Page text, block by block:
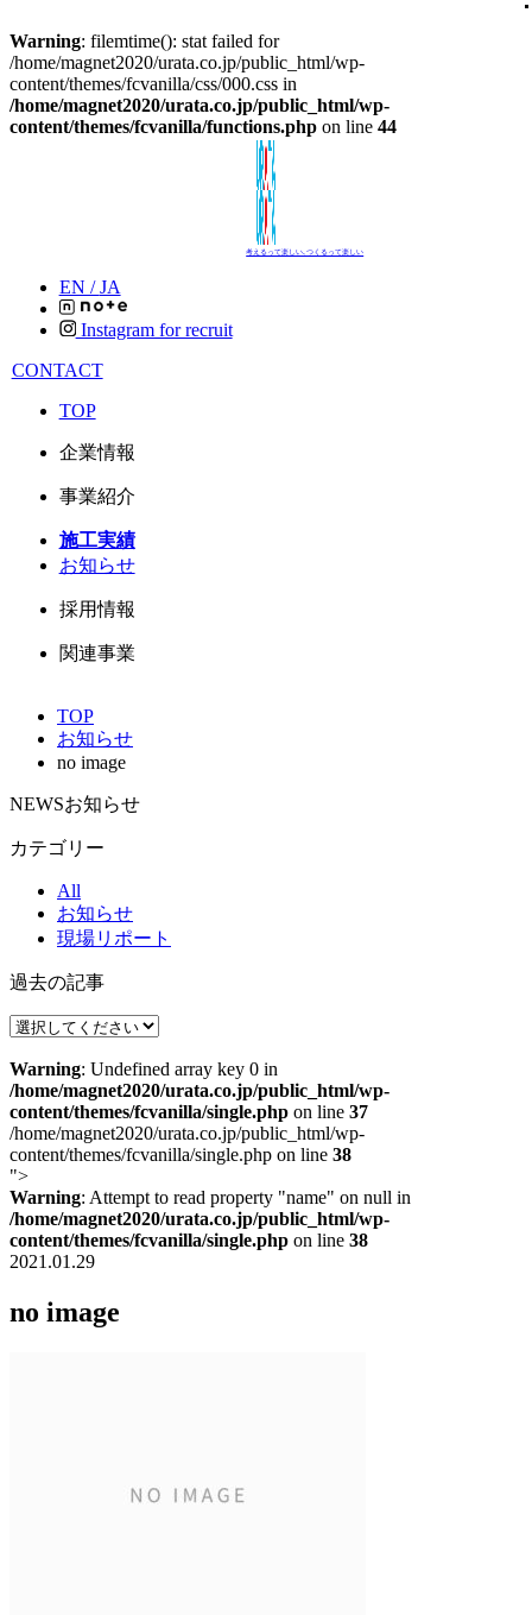
Warning: filemtime(): stat failed for
/home/magnet2020/urata.co.jp/public_html/wp-
content/themes/fcvanilla/css/000.css in
/home/magnet2020/urata.co.jp/public_html/wp-
content/themes/fcvanilla/functions.php on line 44
考えるって楽しい､つくるって楽しい
EN /JA
Instagram for recruit
CONTACT
TOP
企業情報
事業紹介
施工実績
お知らせ
採用情報
関連事業
TOP
お知らせ
no image
NEWSお知らせ
カテゴリー
All
お知らせ
現場リポート
過去の記事
Warning: Undefined array key 0 in
/home/magnet2020/urata.co.jp/public_html/wp-
content/themes/fcvanilla/single.php on line 37
/home/magnet2020/urata.co.jp/public_html/wp-
content/themes/fcvanilla/single.php on line 38
">
Warning: Attempt to read property "name" on null in
/home/magnet2020/urata.co.jp/public_html/wp-
content/themes/fcvanilla/single.php on line 38
2021.01.29
no image